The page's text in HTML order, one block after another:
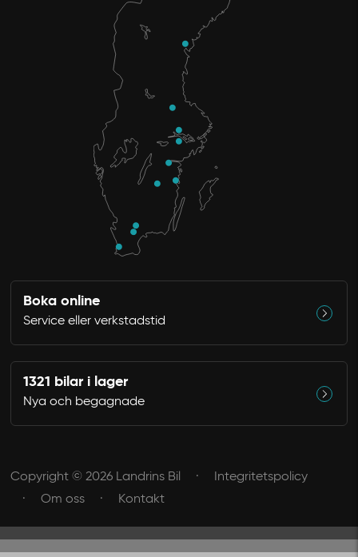
Boka online
Service eller verkstadstid
1321 bilar i lager
Nya och begagnade
Copyright © 2026 Landrins Bil
Integritetspolicy
Om oss
Kontakt